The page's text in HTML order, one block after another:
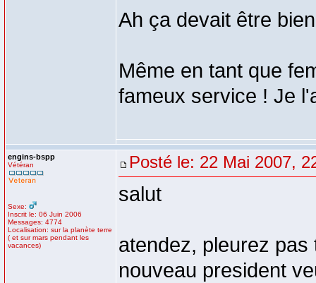
Ah ça devait être
Même en tant que
fameux service ! Je
engins-bspp
Vétéran
Sexe:
Inscrit le: 06 Juin 2006
Messages: 4774
Localisation: sur la planète terre
( et sur mars pendant les
vacances)
Posté le: 22 Mai 2007,
salut
atendez, pleurez
nouveau president